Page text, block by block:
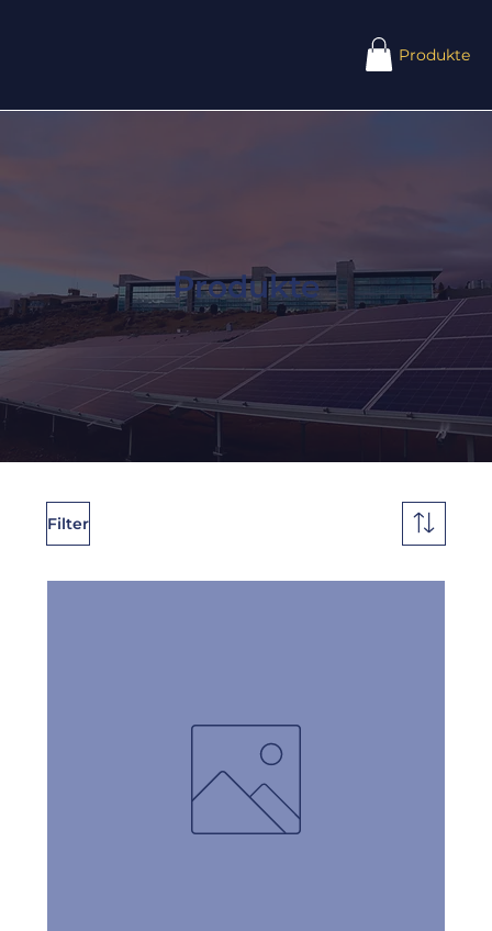
Produkte
Produkte
Filter